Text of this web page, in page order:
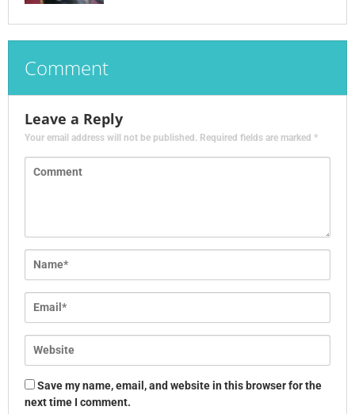
Comment
Leave a Reply
Your email address will not be published. Required fields are marked *
Save my name, email, and website in this browser for the
next time I comment.